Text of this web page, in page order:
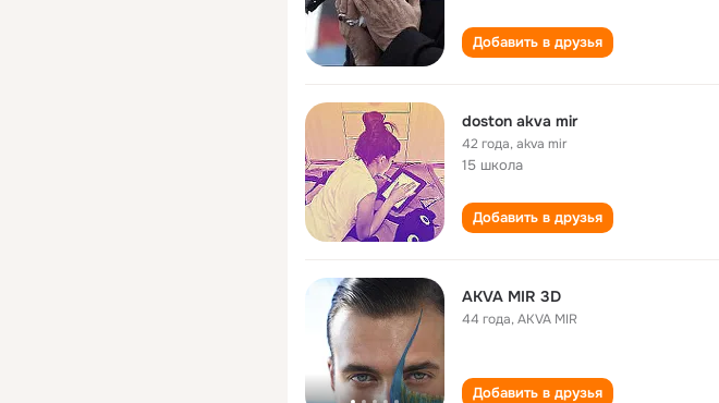
Добавить в друзья
doston akva mir
42 года,akva mir
15 школа
Добавить в друзья
AKVA MIR 3D
44 года,AKVA MIR
Добавить в друзья